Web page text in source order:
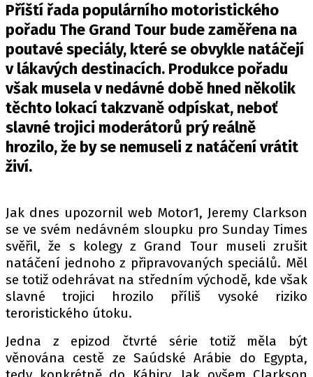
OSTATNÍ
TISKOVKY
ROZHOVORY
DAKAR
Z DOMOVA
ZE SVĚTA
MOTORSPORT
FIA CEZ & POHÁRY
MEZINÁRODNÍ SCÉNA
SLEDUJTE NÁS NA|
Pošlete e-mail na autoroad.cz
Příští řada populárního motoristického
pořadu The Grand Tour bude zaměřena na
poutavé speciály, které se obvykle natáčejí
v lákavých destinacích. Produkce pořadu
však musela v nedávné době hned několik
těchto lokací takzvaně odpískat, neboť
slavné trojici moderátorů prý reálně
hrozilo, že by se nemuseli z natáčení vrátit
živí.
Jak dnes upozornil web Motor1, Jeremy Clarkson
se ve svém nedávném sloupku pro Sunday Times
svěřil, že s kolegy z Grand Tour museli zrušit
natáčení jednoho z připravovaných speciálů. Měl
se totiž odehrávat na středním východě, kde však
slavné trojici hrozilo příliš vysoké riziko
teroristického útoku.
Jedna z epizod čtvrté série totiž měla být
věnována cestě ze Saúdské Arábie do Egypta,